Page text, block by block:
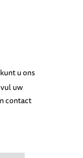
u ons
uw
contact